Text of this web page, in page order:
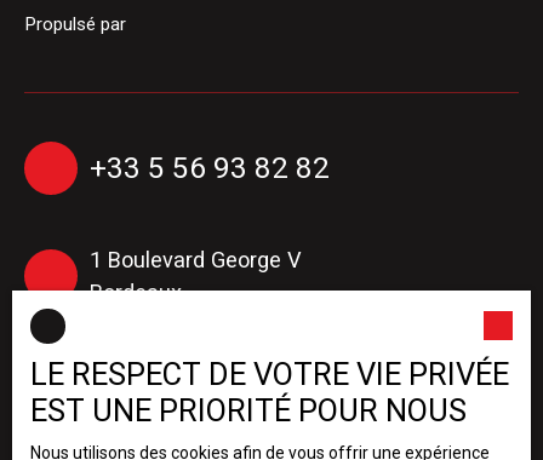
Propulsé par
+33 5 56 93 82 82
1 Boulevard George V
Bordeaux
+33 5 56 16 14 36
(Administration de biens)
LE RESPECT DE VOTRE VIE PRIVÉE
EST UNE PRIORITÉ POUR NOUS
Nous utilisons des cookies afin de vous offrir une expérience